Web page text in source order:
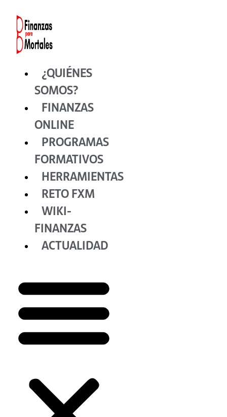
contenido
¿QUIÉNES
SOMOS?
FINANZAS
ONLINE
PROGRAMAS
FORMATIVOS
HERRAMIENTAS
RETO FXM
WIKI-
FINANZAS
ACTUALIDAD